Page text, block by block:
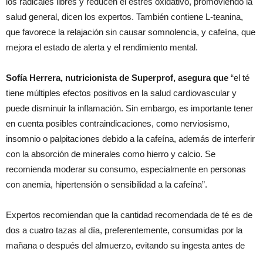
salud general, dicen los expertos. También contiene L-teanina,
que favorece la relajación sin causar somnolencia, y cafeína, que
mejora el estado de alerta y el rendimiento mental.
Sofía Herrera, nutricionista de Superprof, asegura que “el té
tiene múltiples efectos positivos en la salud cardiovascular y
puede disminuir la inflamación. Sin embargo, es importante tener
en cuenta posibles contraindicaciones, como nerviosismo,
insomnio o palpitaciones debido a la cafeína, además de interferir
con la absorción de minerales como hierro y calcio. Se
recomienda moderar su consumo, especialmente en personas
con anemia, hipertensión o sensibilidad a la cafeína”.
Expertos recomiendan que la cantidad recomendada de té es de
dos a cuatro tazas al día, preferentemente, consumidas por la
mañana o después del almuerzo, evitando su ingesta antes de